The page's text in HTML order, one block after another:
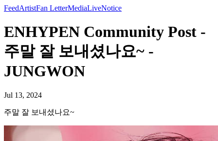
FeedArtistFan LetterMediaLiveNotice
ENHYPEN Community Post -
주말 잘 보내셨나요~ -
JUNGWON
Jul 13, 2024
주말 잘 보내셨나요~